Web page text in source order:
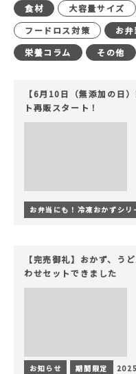
食材
大容量サイズ
フードロス対策
お
栄養コラム
その他
【6月10日（無添加の日
ト再販スタート！
お弁当にも！冷凍おかずシリ
【完売御礼】おかず、う
わせセットできました
お知らせ 期間限定